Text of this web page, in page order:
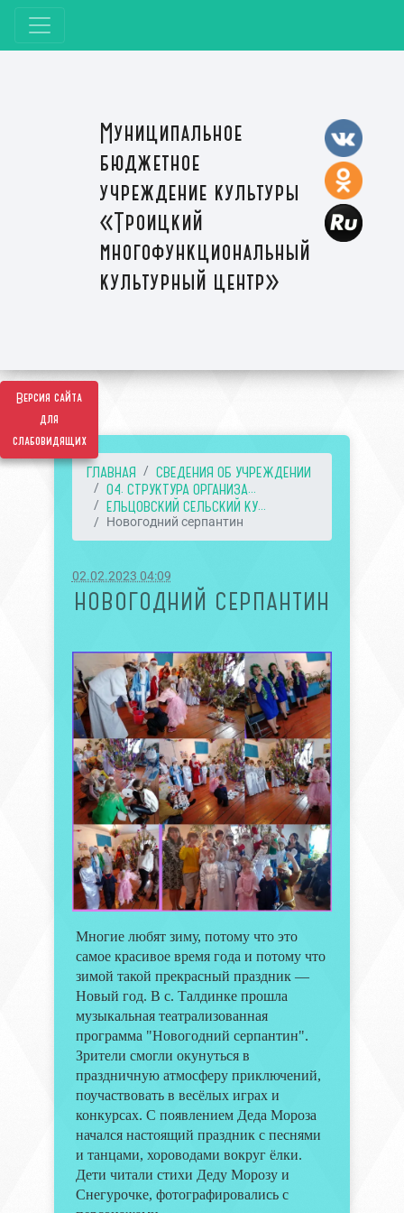
Версия сайта
для
слабовидящих
Муниципальное
бюджетное
учреждение культуры
«Троицкий
многофункциональный
культурный центр»
ГЛАВНАЯ
СВЕДЕНИЯ ОБ УЧРЕЖДЕНИИ
04. СТРУКТУРА ОРГАНИЗА...
ЕЛЬЦОВСКИЙ СЕЛЬСКИЙ КУ...
Новогодний серпантин
02.02.2023 04:09
НОВОГОДНИЙ СЕРПАНТИН
Многие любят зиму, потому что это
самое красивое время года и потому что
зимой такой прекрасный праздник —
Новый год. В с. Талдинке прошла
музыкальная театрализованная
программа "Новогодний серпантин".
Зрители смогли окунуться в
праздничную атмосферу приключений,
поучаствовать в весёлых играх и
конкурсах. С появлением Деда Мороза
начался настоящий праздник с песнями
и танцами, хороводами вокруг ёлки.
Дети читали стихи Деду Морозу и
Снегурочке, фотографировались с